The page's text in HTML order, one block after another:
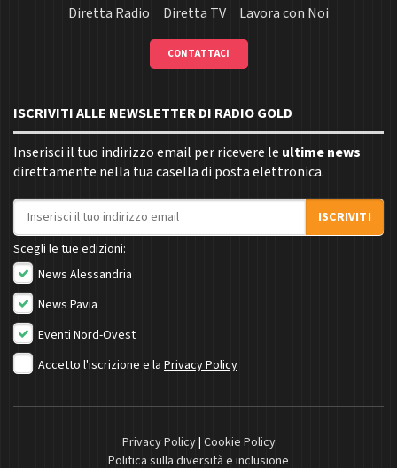
Diretta Radio
Diretta TV Lavora con Noi
CONTATTACI
ISCRIVITI ALLE NEWSLETTER DI RADIO GOLD
Inserisci il tuo indirizzo email per ricevere le ultime news
direttamente nella tua casella di posta elettronica.
Indirizzo email
ISCRIVITI
Scegli le tue edizioni:
News Alessandria
News Pavia
Eventi Nord-Ovest
Accetto l'iscrizione e la Privacy Policy
Privacy Policy| Cookie Policy
Politica sulla diversità e inclusione